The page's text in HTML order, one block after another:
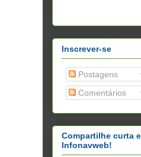
Inscrever-se
Postagens
Comentários
Compartilhe curta
Infonavweb!